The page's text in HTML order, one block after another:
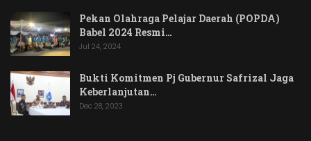
Pekan Olahraga Pelajar Daerah (POPDA)
Babel 2024 Resmi…
Jul 24, 2024
Bukti Komitmen Pj Gubernur Safrizal Jaga
Keberlanjutan…
Dec 28, 2023